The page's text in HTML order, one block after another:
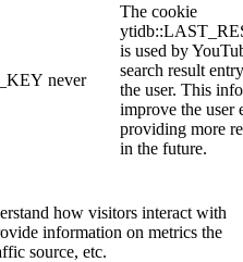
never
The cookie
is used by
search result
the user. This
improve the user
providing more
in the future.
how visitors interact with
information on metrics the
source, etc.